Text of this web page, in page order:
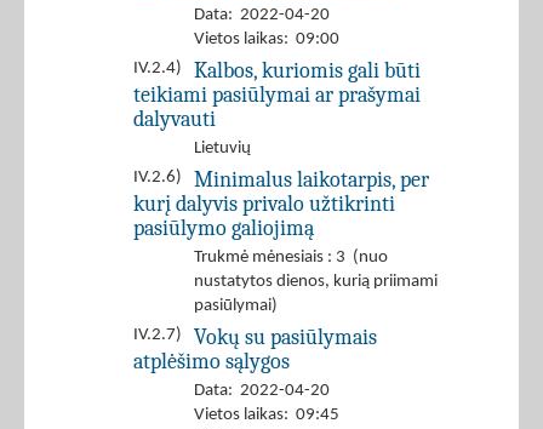
Data: 2022-04-20
Vietos laikas: 09:00
IV.2.4)
Kalbos, kuriomis gali būti
teikiami pasiūlymai ar prašymai
dalyvauti
Lietuvių
IV.2.6)
Minimalus laikotarpis, per
kurį dalyvis privalo užtikrinti
pasiūlymo galiojimą
Trukmė mėnesiais : 3 (nuo
nustatytos dienos, kurią priimami
pasiūlymai)
IV.2.7)
Vokų su pasiūlymais
atplėšimo sąlygos
Data: 2022-04-20
Vietos laikas: 09:45